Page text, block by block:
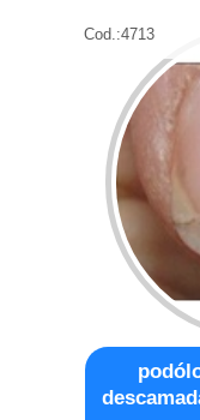
Cod.:4713